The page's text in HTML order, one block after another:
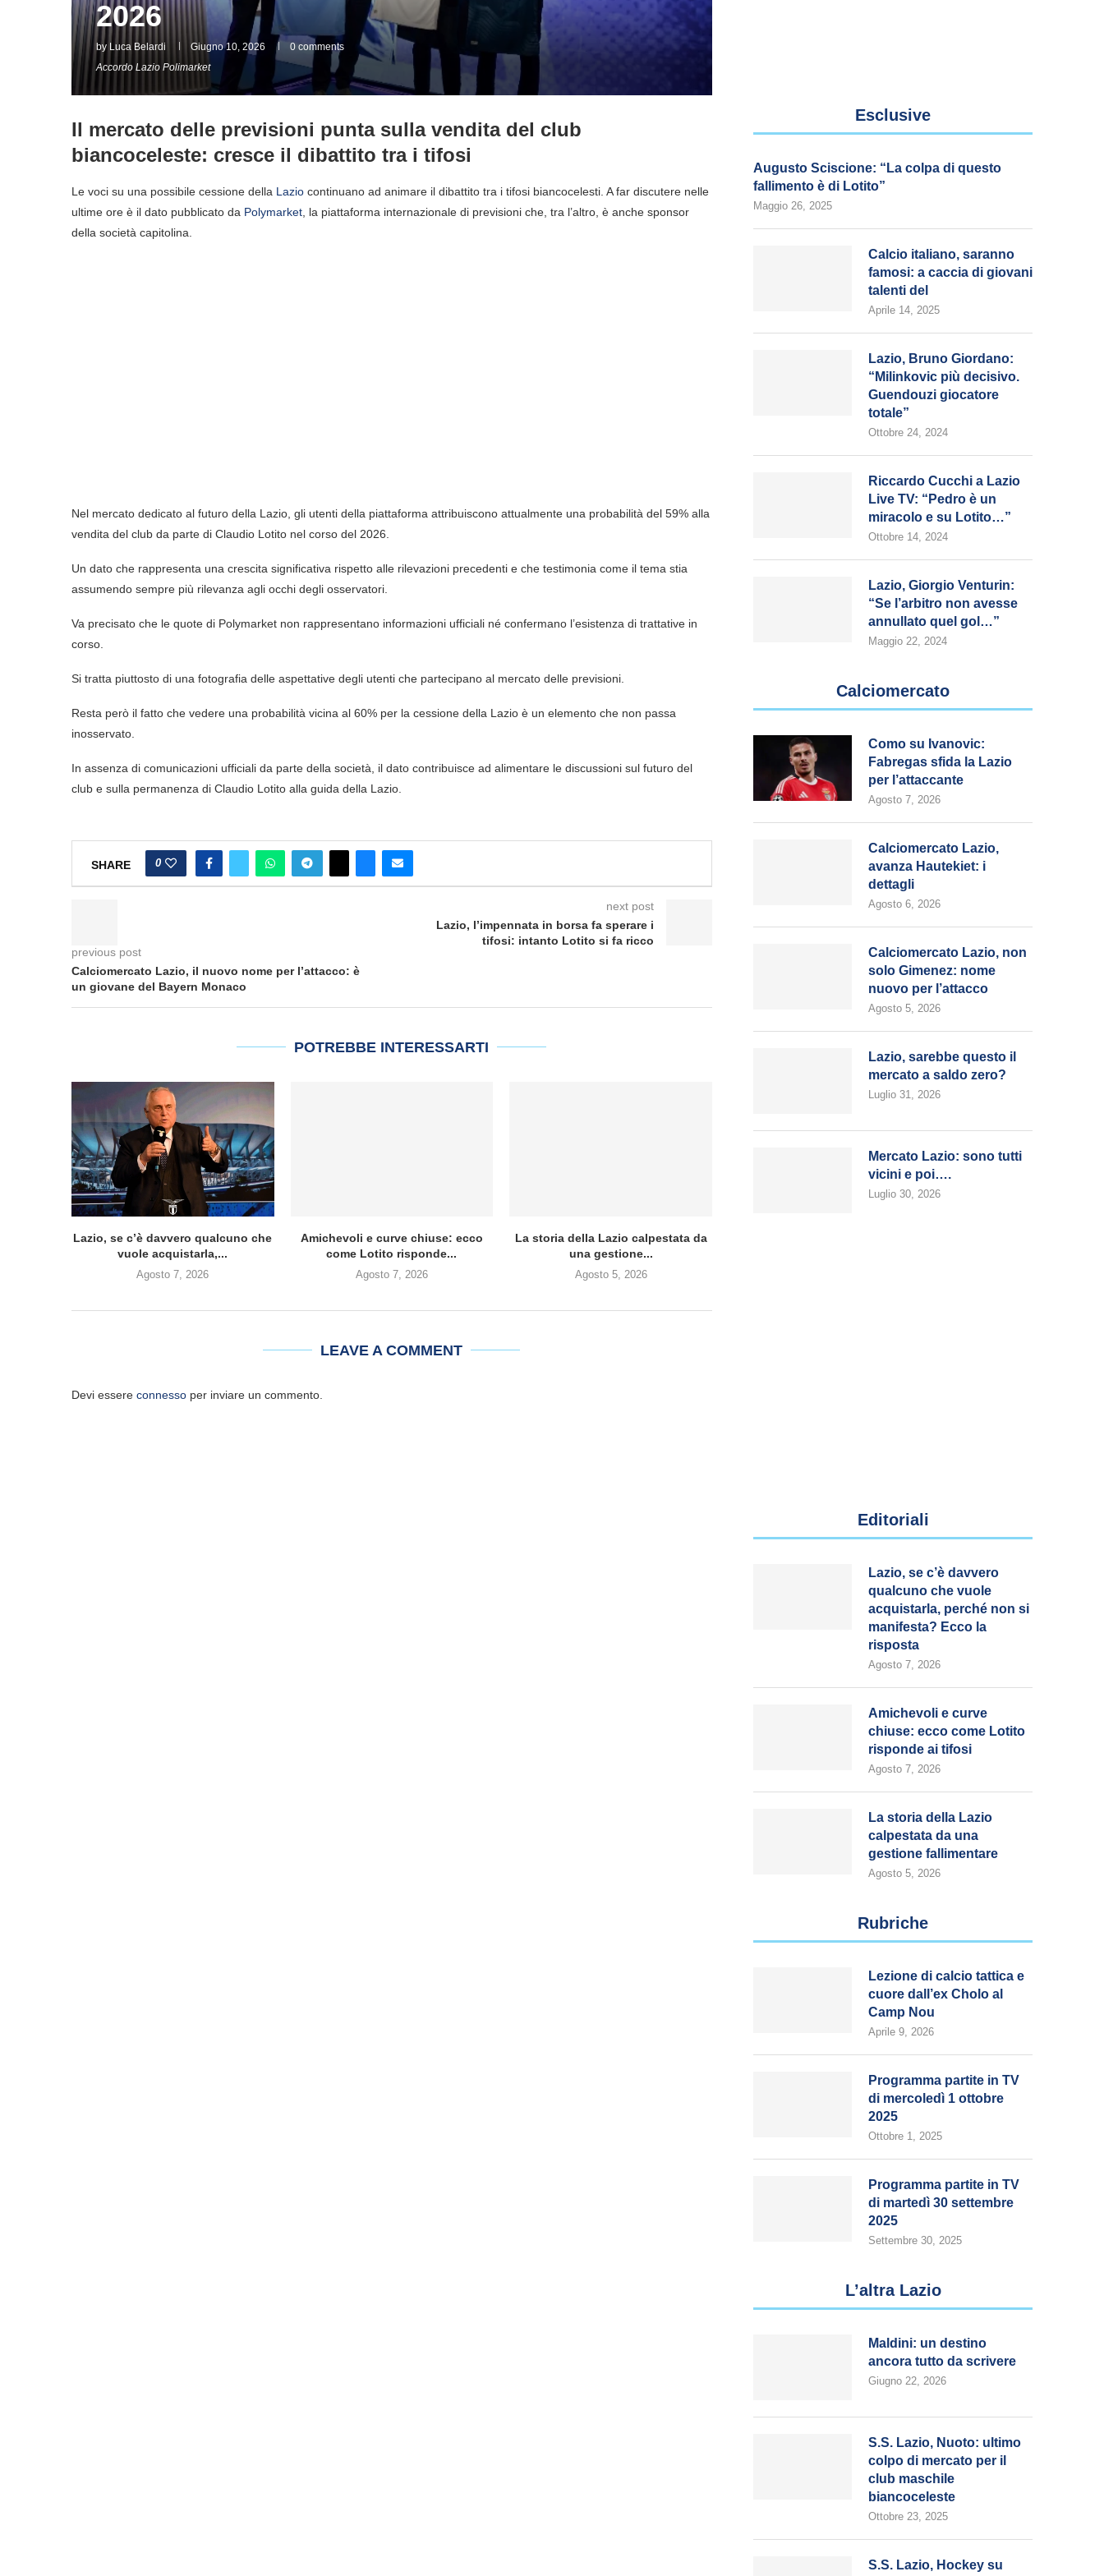
2026
by Luca Belardi Giugno 10, 2026
0 comments
Accordo Lazio Polimarket
Il mercato delle previsioni punta sulla vendita del club
biancoceleste: cresce il dibattito tra i tifosi
Le voci su una possibile cessione della Lazio continuano ad animare il dibattito tra i tifosi biancocelesti. A far discutere nelle
ultime ore è il dato pubblicato da Polymarket , la piattaforma internazionale di previsioni che, tra l’altro, è anche sponsor
della società capitolina.
Nel mercato dedicato al futuro della Lazio, gli utenti della piattaforma attribuiscono attualmente una probabilità del 59% alla
vendita del club da parte di Claudio Lotito nel corso del 2026.
Un dato che rappresenta una crescita significativa rispetto alle rilevazioni precedenti e che testimonia come il tema stia
assumendo sempre più rilevanza agli occhi degli osservatori.
Va precisato che le quote di Polymarket non rappresentano informazioni ufficiali né confermano l’esistenza di trattative in
corso.
Si tratta piuttosto di una fotografia delle aspettative degli utenti che partecipano al mercato delle previsioni.
Resta però il fatto che vedere una probabilità vicina al 60% per la cessione della Lazio è un elemento che non passa
inosservato.
In assenza di comunicazioni ufficiali da parte della società, il dato contribuisce ad alimentare le discussioni sul futuro del
club e sulla permanenza di Claudio Lotito alla guida della Lazio.
SHARE 0
previous post
Calciomercato Lazio, il nuovo nome per l’attacco: è
un giovane del Bayern Monaco
next post
Lazio, l’impennata in borsa fa sperare i
tifosi: intanto Lotito si fa ricco
POTREBBE INTERESSARTI
Lazio, se c’è davvero qualcuno che
vuole acquistarla,...
Agosto 7, 2026
Amichevoli e curve chiuse: ecco
come Lotito risponde...
Agosto 7, 2026
La storia della Lazio calpestata da
una gestione...
Agosto 5, 2026
LEAVE A COMMENT
Devi essere connesso per inviare un commento.
Esclusive
Augusto Sciscione: “La colpa di questo
fallimento è di Lotito”
Maggio 26, 2025
Calcio italiano, saranno
famosi: a caccia di giovani
talenti del
Aprile 14, 2025
Lazio, Bruno Giordano:
“Milinkovic più decisivo.
Guendouzi giocatore
totale”
Ottobre 24, 2024
Riccardo Cucchi a Lazio
Live TV: “Pedro è un
miracolo e su Lotito…”
Ottobre 14, 2024
Lazio, Giorgio Venturin:
“Se l’arbitro non avesse
annullato quel gol…”
Maggio 22, 2024
Calciomercato
Como su Ivanovic:
Fabregas sfida la Lazio
per l’attaccante
Agosto 7, 2026
Calciomercato Lazio,
avanza Hautekiet: i
dettagli
Agosto 6, 2026
Calciomercato Lazio, non
solo Gimenez: nome
nuovo per l’attacco
Agosto 5, 2026
Lazio, sarebbe questo il
mercato a saldo zero?
Luglio 31, 2026
Mercato Lazio: sono tutti
vicini e poi….
Luglio 30, 2026
Editoriali
Lazio, se c’è davvero
qualcuno che vuole
acquistarla, perché non si
manifesta? Ecco la
risposta
Agosto 7, 2026
Amichevoli e curve
chiuse: ecco come Lotito
risponde ai tifosi
Agosto 7, 2026
La storia della Lazio
calpestata da una
gestione fallimentare
Agosto 5, 2026
Rubriche
Lezione di calcio tattica e
cuore dall’ex Cholo al
Camp Nou
Aprile 9, 2026
Programma partite in TV
di mercoledì 1 ottobre
2025
Ottobre 1, 2025
Programma partite in TV
di martedì 30 settembre
2025
Settembre 30, 2025
L’altra Lazio
Maldini: un destino
ancora tutto da scrivere
Giugno 22, 2026
S.S. Lazio, Nuoto: ultimo
colpo di mercato per il
club maschile
biancoceleste
Ottobre 23, 2025
S.S. Lazio, Hockey su